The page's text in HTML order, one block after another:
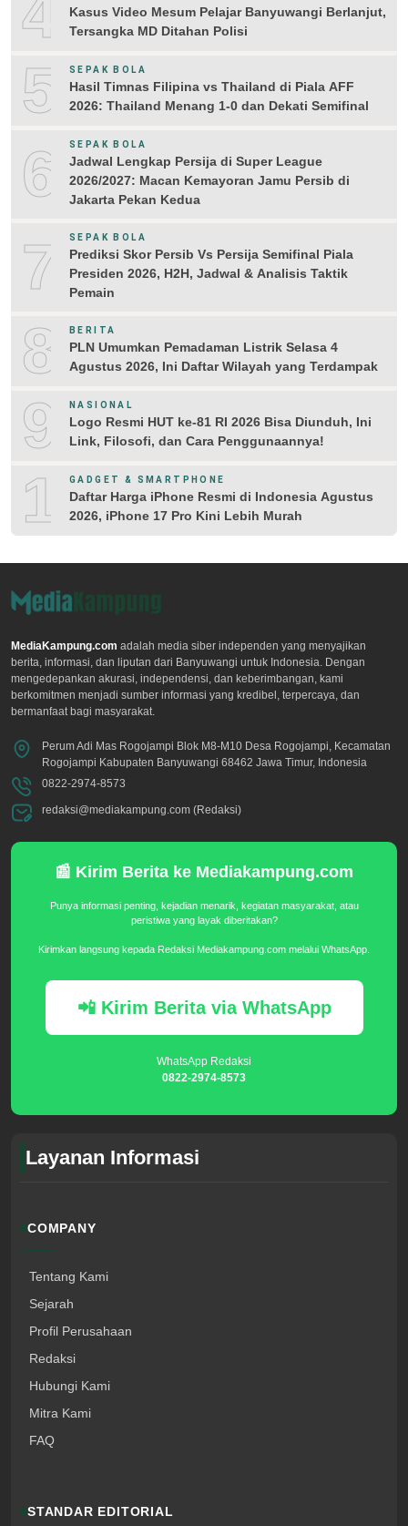
4
Kasus Video Mesum Pelajar Banyuwangi Berlanjut,
Tersangka MD Ditahan Polisi
5 SEPAK BOLA
Hasil Timnas Filipina vs Thailand di Piala AFF
2026: Thailand Menang 1-0 dan Dekati Semifinal
6 SEPAK BOLA
Jadwal Lengkap Persija di Super League
2026/2027: Macan Kemayoran Jamu Persib di
Jakarta Pekan Kedua
7 SEPAK BOLA
Prediksi Skor Persib Vs Persija Semifinal Piala
Presiden 2026, H2H, Jadwal & Analisis Taktik
Pemain
8 BERITA
PLN Umumkan Pemadaman Listrik Selasa 4
Agustus 2026, Ini Daftar Wilayah yang Terdampak
9 NASIONAL
Logo Resmi HUT ke-81 RI 2026 Bisa Diunduh, Ini
Link, Filosofi, dan Cara Penggunaannya!
10GADGET & SMARTPHONE
Daftar Harga iPhone Resmi di Indonesia Agustus
2026, iPhone 17 Pro Kini Lebih Murah
MediaKampung.com adalah media siber independen yang menyajikan
berita, informasi, dan liputan dari Banyuwangi untuk Indonesia. Dengan
mengedepankan akurasi, independensi, dan keberimbangan, kami
berkomitmen menjadi sumber informasi yang kredibel, terpercaya, dan
bermanfaat bagi masyarakat.
Perum Adi Mas Rogojampi Blok M8-M10 Desa Rogojampi, Kecamatan
Rogojampi Kabupaten Banyuwangi 68462 Jawa Timur, Indonesia
0822-2974-8573
redaksi@mediakampung.com (Redaksi)
📰 Kirim Berita ke Mediakampung.com
Punya informasi penting, kejadian menarik, kegiatan masyarakat, atau
peristiwa yang layak diberitakan?
Kirimkan langsung kepada Redaksi Mediakampung.com melalui WhatsApp.
📲 Kirim Berita via WhatsApp
WhatsApp Redaksi
0822-2974-8573
Layanan Informasi
COMPANY
Tentang Kami
Sejarah
Profil Perusahaan
Redaksi
Hubungi Kami
Mitra Kami
FAQ
STANDAR EDITORIAL